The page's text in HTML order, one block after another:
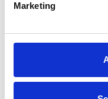
Marketing